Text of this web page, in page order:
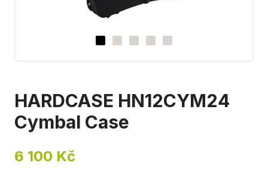
HARDCASE HN12CYM24
Cymbal Case
6 100 Kč